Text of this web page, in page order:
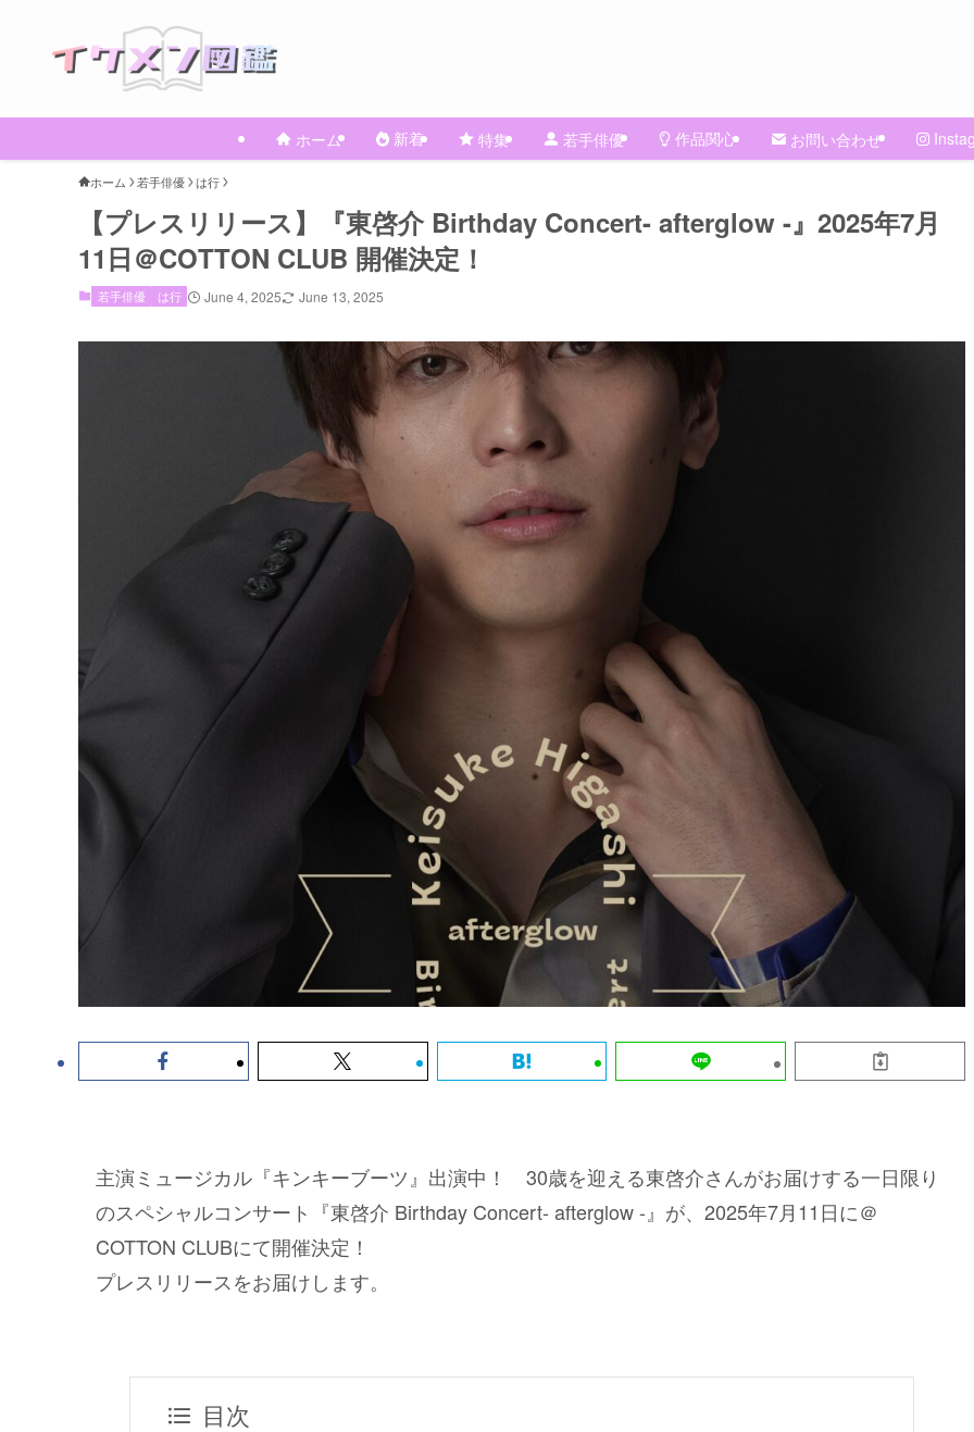
ホーム 新着 特集 若手俳優 作品関心 お問い合わせ
ホーム 若手俳優 は行
【プレスリリース】『東啓介 Birthday Concert- afterglow -』2025年7⽉
11⽇＠COTTON CLUB 開催決定！
若手俳優 は行 June 4, 2025 June 13, 2025
主演ミュージカル『キンキーブーツ』出演中！ 30歳を迎える東啓介さんがお届けする⼀⽇限り
のスペシャルコンサート『東啓介 Birthday Concert- afterglow -』が、2025年7⽉11⽇に＠
COTTON CLUBにて開催決定！
プレスリリースをお届けします。
目次